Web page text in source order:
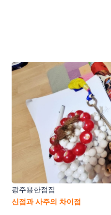
광주용한점집
신점과 사주의 차이점